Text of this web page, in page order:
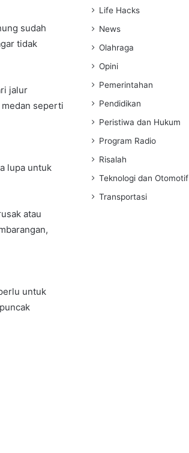
sudah
tidak
jalur
seperti
lupa untuk
atau
untuk
Life Hacks
News
Olahraga
Opini
Pemerintahan
Pendidikan
Peristiwa dan Hukum
Program Radio
Risalah
Teknologi dan Otomotif
Transportasi